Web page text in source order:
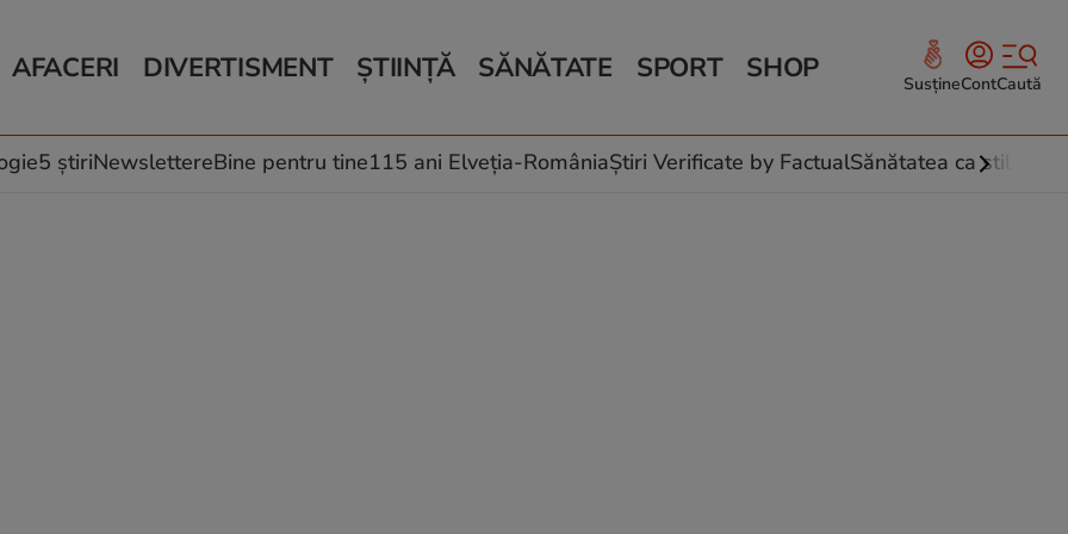
AFACERI
Auto
Locuri de muncă
DIVERTISMENT
Horoscop
Muzică și Filme
ȘTIINȚĂ
Schimbări climatice
SĂNĂTATE
Relații
Rețete culinare
SPORT SHOP SusțineContCaută
5 știriNewslettereBine pentru tine115 ani Elveția-RomâniaȘtiri Verificate by FactualSănătatea ca stil de